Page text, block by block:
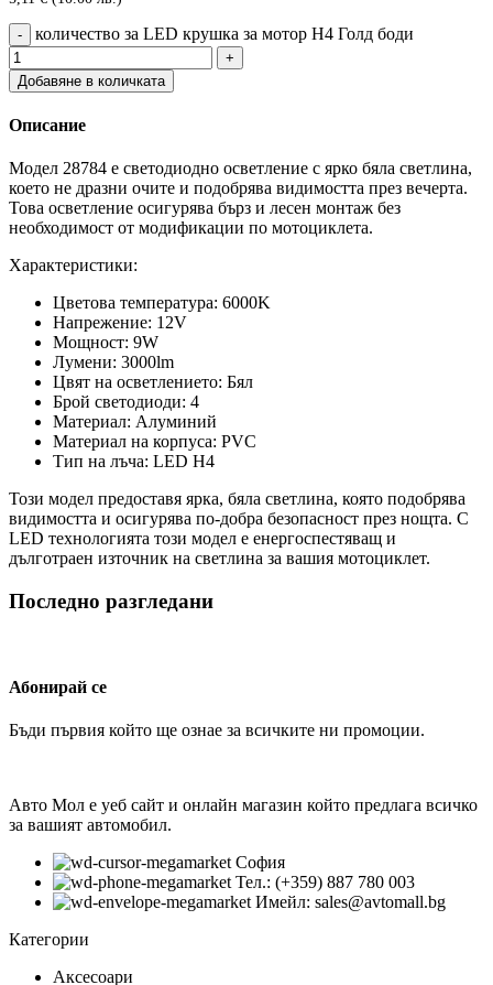
количество за LED крушка за мотор H4 Голд боди
Добавяне в количката
Описание
Модел 28784 е светодиодно осветление с ярко бяла светлина,
което не дразни очите и подобрява видимостта през вечерта.
Това осветление осигурява бърз и лесен монтаж без
необходимост от модификации по мотоциклета.
Характеристики:
Цветова температура: 6000K
Напрежение: 12V
Мощност: 9W
Лумени: 3000lm
Цвят на осветлението: Бял
Брой светодиоди: 4
Материал: Алуминий
Материал на корпуса: PVC
Тип на лъча: LED H4
Този модел предоставя ярка, бяла светлина, която подобрява
видимостта и осигурява по-добра безопасност през нощта. С
LED технологията този модел е енергоспестяващ и
дълготраен източник на светлина за вашия мотоциклет.
Последно разгледани
Абонирай се
Бъди първия който ще ознае за всичките ни промоции.
Авто Мол е уеб сайт и онлайн магазин който предлага всичко
за вашият автомобил.
София
Тел.: (+359) 887 780 003
Имейл: sales@avtomall.bg
Категории
Аксесоари